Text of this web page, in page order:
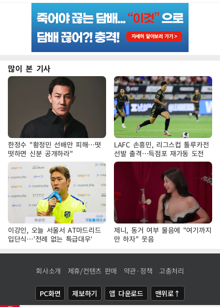
많이 본 기사
한정수 "황정민 선배만 피해…떳
떳하면 신분 공개하라"
LAFC 손흥민, 리그스컵 톨루카전
선발 출격…득점포 재가동 도전
이강인, 오늘 서울서 AT마드리드
입단식…'전례 없는 특급대우'
제니, 동거 여부 물음에 "여기까지
만 하자" 웃음
회사소개 제휴/컨텐츠 판매 약관·정책 고충처리
PC화면 제보하기 앱 다운로드 맨위로↑